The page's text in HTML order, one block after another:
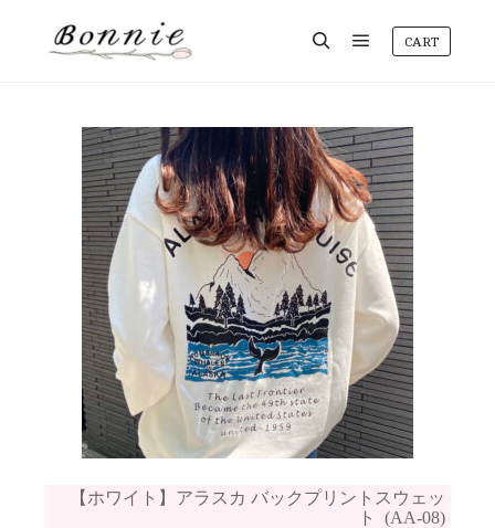
CART
【ホワイト】アラスカ バックプリントスウェッ
ト (AA-08)